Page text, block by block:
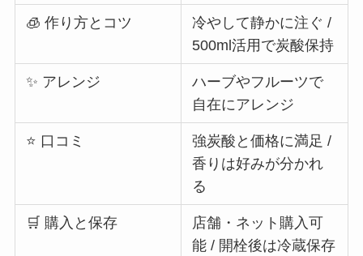
🧊 作り方とコツ
冷やして静かに注ぐ /
500ml活用で炭酸保持
✨ アレンジ
ハーブやフルーツで
自在にアレンジ
⭐ 口コミ
強炭酸と価格に満足 /
香りは好みが分かれ
る
🛒 購入と保存
店舗・ネット購入可
能 / 開栓後は冷蔵保存